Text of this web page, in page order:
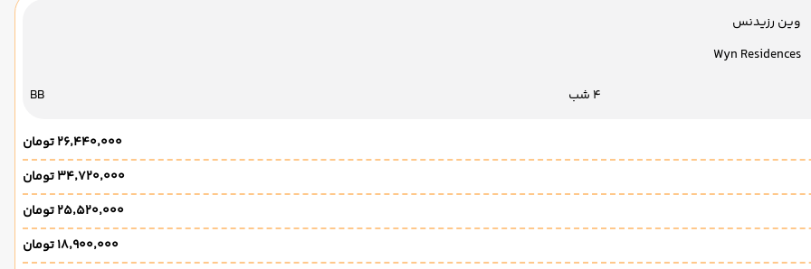
وین رزیدنس
Wyn Residences
4 شب BB
۲۶٬۴۴۰٬۰۰۰ تومان
۳۴٬۷۲۰٬۰۰۰ تومان
۲۵٬۵۲۰٬۰۰۰ تومان
۱۸٬۹۰۰٬۰۰۰ تومان